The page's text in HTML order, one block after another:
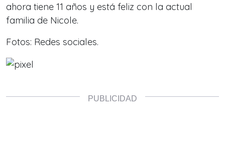
ahora tiene 11 años y está feliz con la actual
familia de Nicole.
Fotos: Redes sociales.